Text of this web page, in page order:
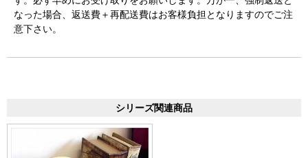
なった場合、返送費＋再配送費はお客様負担となりますのでご注
意下さい。
シリーズ関連商品